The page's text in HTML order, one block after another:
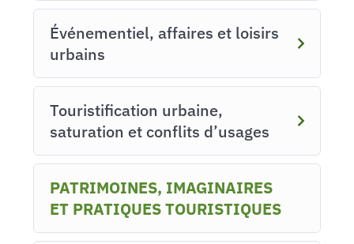
Événementiel, affaires et loisirs
urbains
Touristification urbaine,
saturation et conflits d’usages
PATRIMOINES, IMAGINAIRES
ET PRATIQUES TOURISTIQUES